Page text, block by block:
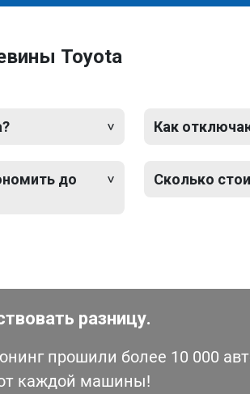
Toyota
до
Как
Сколько
разницу.
прошили более 10 000
каждой машины!